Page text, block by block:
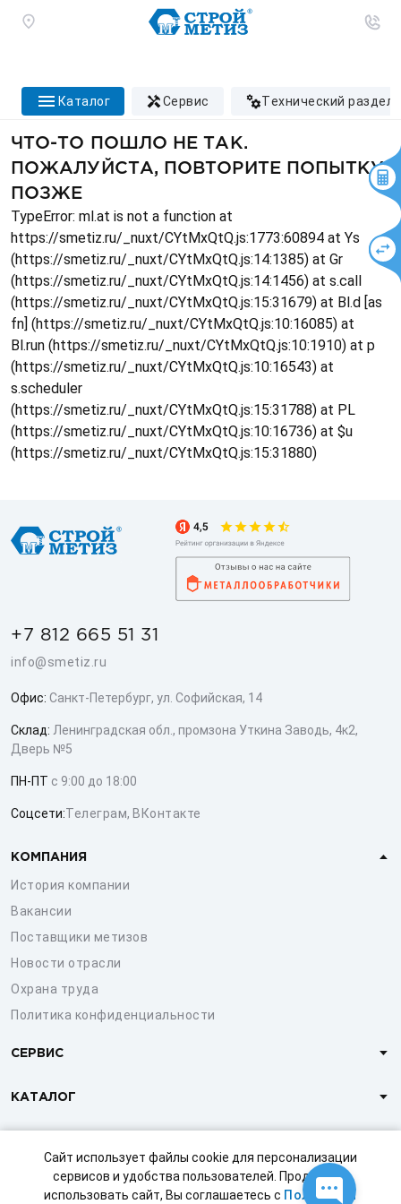
Сайт использует файлы cookie для персонализации
сервисов и удобства пользователей. Продолжая
использовать сайт, Вы соглашаетесь с Политикой
каталог сервис технический раздел
ЧТО-ТО ПОШЛО НЕ ТАК.
ПОЖАЛУЙСТА, ПОВТОРИТЕ ПОПЫТКУ
ПОЗЖЕ
TypeError: ml.at is not a function at
https://smetiz.ru/_nuxt/CYtMxQtQ.js:1773:60894 at Ys
(https://smetiz.ru/_nuxt/CYtMxQtQ.js:14:1385) at Gr
(https://smetiz.ru/_nuxt/CYtMxQtQ.js:14:1456) at s.call
(https://smetiz.ru/_nuxt/CYtMxQtQ.js:15:31679) at Bl.d [as
fn] (https://smetiz.ru/_nuxt/CYtMxQtQ.js:10:16085) at
Bl.run (https://smetiz.ru/_nuxt/CYtMxQtQ.js:10:1910) at p
(https://smetiz.ru/_nuxt/CYtMxQtQ.js:10:16543) at
s.scheduler
(https://smetiz.ru/_nuxt/CYtMxQtQ.js:15:31788) at PL
(https://smetiz.ru/_nuxt/CYtMxQtQ.js:10:16736) at $u
(https://smetiz.ru/_nuxt/CYtMxQtQ.js:15:31880)
+7 812 665 51 31
info@smetiz.ru
Офис: Санкт-Петербург, ул. Софийская, 14
Склад: Ленинградская обл., промзона Уткина Заводь, 4к2,
Дверь №5
ПН-ПТ с 9:00 до 18:00
Соцсети:Телеграм, ВКонтакте
КОМПАНИЯ
История компании
Вакансии
Поставщики метизов
Новости отрасли
Охрана труда
Политика конфиденциальности
СЕРВИС
КАТАЛОГ